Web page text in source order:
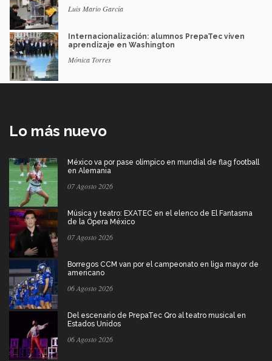
Luis Mario García
Internacionalización: alumnos PrepaTec viven
aprendizaje en Washington
Mónica Torres
Lo más nuevo
México va por pase olímpico en mundial de flag football
en Alemania
07 Agosto 2026
Música y teatro: EXATEC en el elenco de El Fantasma
de la Ópera México
07 Agosto 2026
Borregos CCM van por el campeonato en liga mayor de
americano
06 Agosto 2026
Del escenario de PrepaTec Qro al teatro musical en
Estados Unidos
06 Agosto 2026